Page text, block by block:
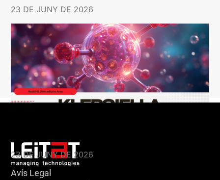
23 DE JUNY DE 2026
23 DE JUNY DE 2026
Avís Legal